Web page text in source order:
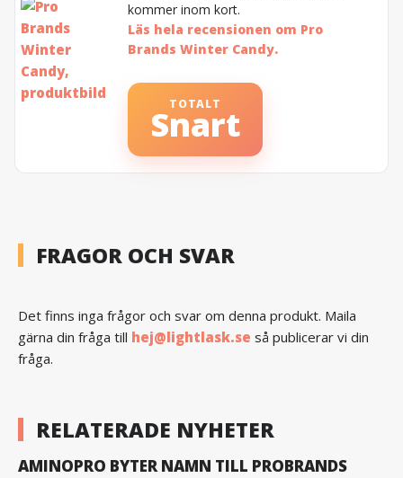
kommer inom kort.
Läs hela recensionen om Pro
Brands Winter Candy.
TOTALT
Snart
FRAGOR OCH SVAR
Det finns inga frågor och svar om denna produkt. Maila
gärna din fråga till hej@lightlask.se så publicerar vi din
fråga.
RELATERADE NYHETER
AMINOPRO BYTER NAMN TILL PROBRANDS